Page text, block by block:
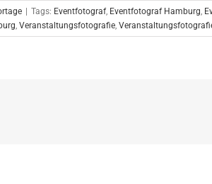
| Tags: Eventfotograf, Eventfotograf Hamburg,
, Veranstaltungsfotografie,